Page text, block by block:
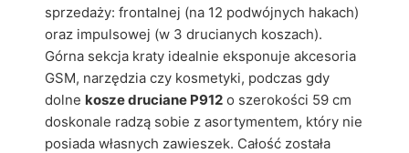
sprzedaży: frontalnej (na 12 podwójnych hakach)
oraz impulsowej (w 3 drucianych koszach).
Górna sekcja kraty idealnie eksponuje akcesoria
GSM, narzędzia czy kosmetyki, podczas gdy
dolne kosze druciane P912 o szerokości 59 cm
doskonale radzą sobie z asortymentem, który nie
posiada własnych zawieszek. Całość została